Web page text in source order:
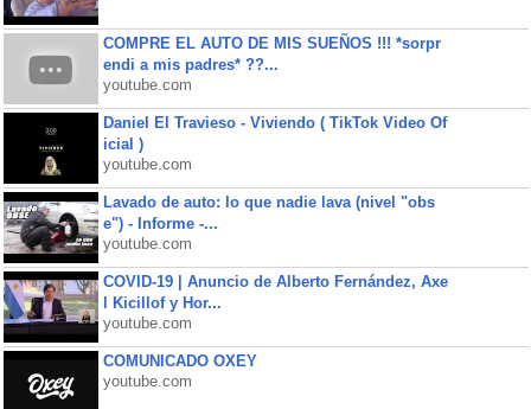
COMPRE EL AUTO DE MIS SUEÑOS !!! *sorpr
endi a mis padres* ??...
youtube.com
Daniel El Travieso - Viviendo ( TikTok Video Of
icial )
youtube.com
Lavado de auto: lo que nadie lava (nivel "obs
e") - Informe -...
youtube.com
COVID-19 | Anuncio de Alberto Fernández, Axe
l Kicillof y Hor...
youtube.com
COMUNICADO OXEY
youtube.com